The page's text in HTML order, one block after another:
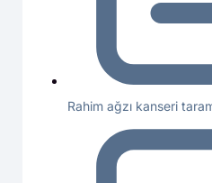
Rahim ağzı kanseri